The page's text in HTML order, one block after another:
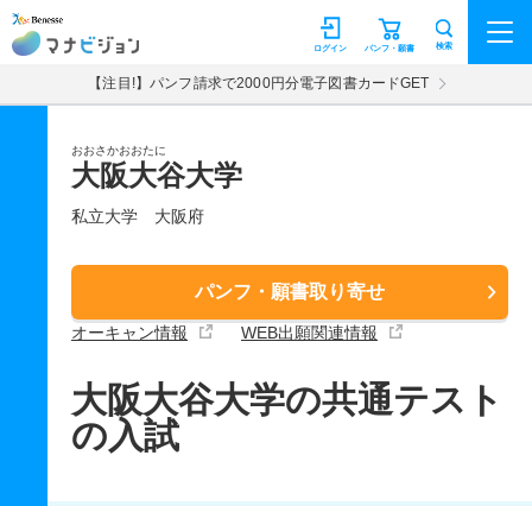
マナビジョン パンフ・願書
ログイン 検索
【注目!】パンフ請求で2000円分電子図書カードGET
おおさかおおたに
大阪大谷大学
私立大学 大阪府
パンフ・願書取り寄せ
オーキャン情報 WEB出願関連情報
大阪大谷大学の共通テスト
の入試